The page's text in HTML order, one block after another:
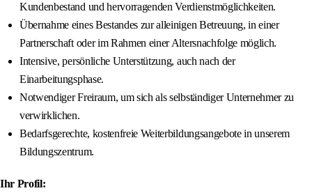
Kundenbestand und hervorragenden Verdienstmöglichkeiten.
Übernahme eines Bestandes zur alleinigen Betreuung, in einer
Partnerschaft oder im Rahmen einer Altersnachfolge möglich.
Intensive, persönliche Unterstützung, auch nach der
Einarbeitungsphase.
Notwendiger Freiraum, um sich als selbständiger Unternehmer zu
verwirklichen.
Bedarfsgerechte, kostenfreie Weiterbildungsangebote in unserem
Bildungszentrum.
Ihr Profil: